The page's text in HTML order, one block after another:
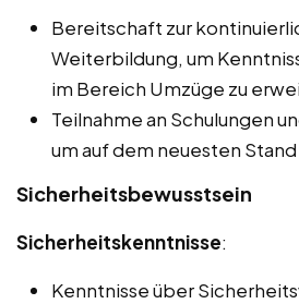
Bereitschaft zur
Weiterbildung, um
im Bereich Umzüge zu
Teilnahme an Schulungen
um auf dem neuesten
Sicherheitsbewusstsein
Sicherheitskenntnisse:
Kenntnisse über